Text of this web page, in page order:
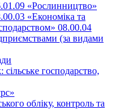
«Рослинництво»
«Економіка та
08.00.04
(за видами
господарство,
обліку, контроль та